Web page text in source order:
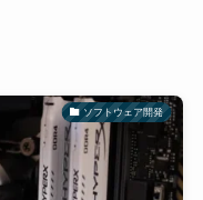
ソフトウェア開発